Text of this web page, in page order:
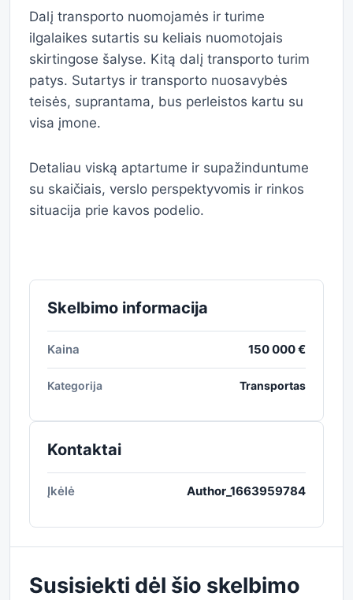
Dalį transporto nuomojamės ir turime
ilgalaikes sutartis su keliais nuomotojais
skirtingose šalyse. Kitą dalį transporto turim
patys. Sutartys ir transporto nuosavybės
teisės, suprantama, bus perleistos kartu su
visa įmone.
Detaliau viską aptartume ir supažinduntume
su skaičiais, verslo perspektyvomis ir rinkos
situacija prie kavos podelio.
Skelbimo informacija
Kaina 150 000 €
Kategorija Transportas
Kontaktai
Įkėlė Author_1663959784
Susisiekti dėl šio skelbimo